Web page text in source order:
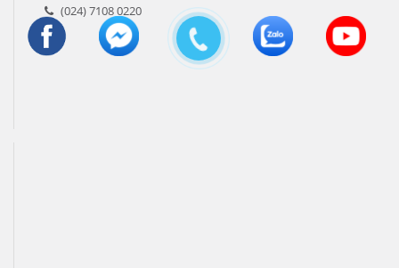
(024) 7108 0220